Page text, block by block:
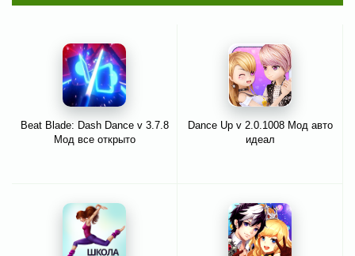
Beat Blade: Dash Dance v 3.7.8
Мод все открыто
Dance Up v 2.0.1008 Мод авто
идеал